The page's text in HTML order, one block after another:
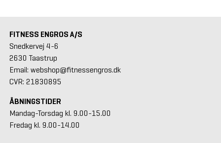
FITNESS ENGROS A/S
Snedkervej 4-6
2630 Taastrup
Email: webshop@fitnessengros.dk
CVR: 21830895
ÅBNINGSTIDER
Mandag-Torsdag kl. 9.00-15.00
Fredag kl. 9.00-14.00